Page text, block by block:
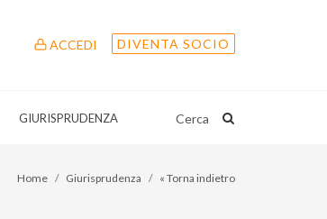
ACCEDI DIVENTA SOCIO
GIURISPRUDENZA Cerca
Home Giurisprudenza « Torna indietro